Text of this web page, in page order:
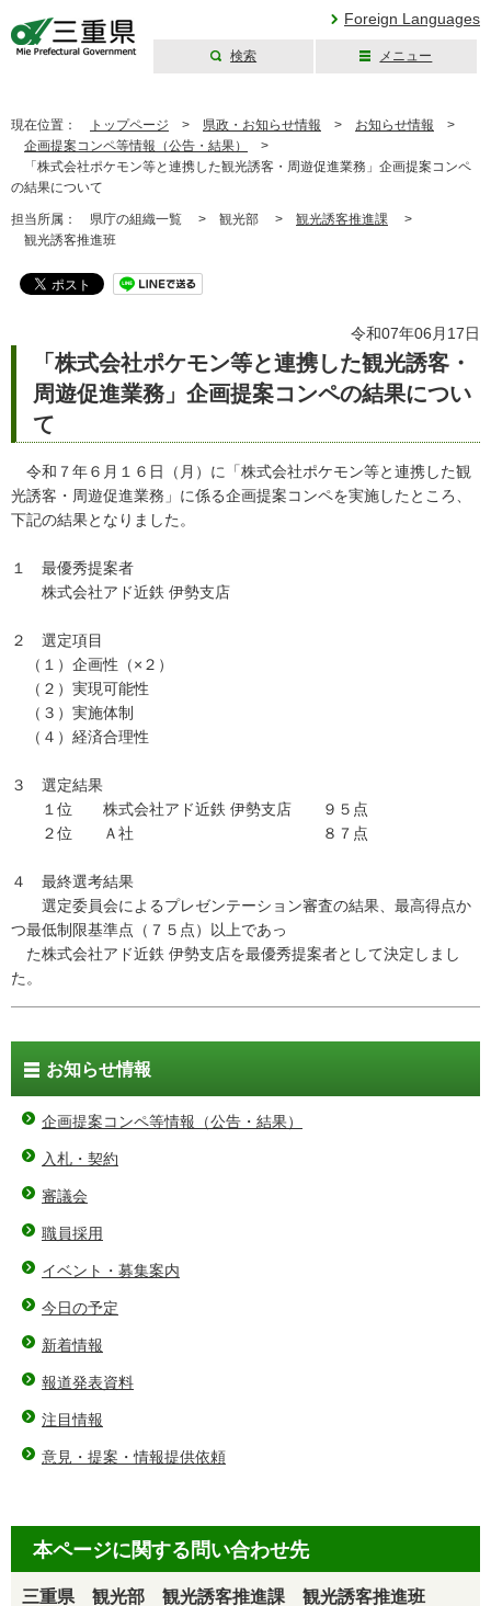
Foreign Languages
検索 メニュー
現在位置： トップページ > 県政・お知らせ情報 > お知らせ情報 >
企画提案コンペ等情報（公告・結果）
>
「株式会社ポケモン等と連携した観光誘客・周遊促進業務」企画提案コンペ
の結果について
担当所属： 県庁の組織一覧 > 観光部 > 観光誘客推進課 >
観光誘客推進班
令和07年06月17日
「株式会社ポケモン等と連携した観光誘客・
周遊促進業務」企画提案コンペの結果につい
て
令和７年６月１６日（月）に「株式会社ポケモン等と連携した観
光誘客・周遊促進業務」に係る企画提案コンペを実施したところ、
下記の結果となりました。
１ 最優秀提案者
株式会社アド近鉄 伊勢支店
２ 選定項目
（１）企画性（×２）
（２）実現可能性
（３）実施体制
（４）経済合理性
３ 選定結果
１位 株式会社アド近鉄 伊勢支店 ９５点
２位 Ａ社 ８７点
４ 最終選考結果
選定委員会によるプレゼンテーション審査の結果、最高得点か
つ最低制限基準点（７５点）以上であっ
た株式会社アド近鉄 伊勢支店を最優秀提案者として決定しまし
た。
お知らせ情報
企画提案コンペ等情報（公告・結果）
入札・契約
審議会
職員採用
イベント・募集案内
今日の予定
新着情報
報道発表資料
注目情報
意見・提案・情報提供依頼
本ページに関する問い合わせ先
三重県 観光部 観光誘客推進課 観光誘客推進班